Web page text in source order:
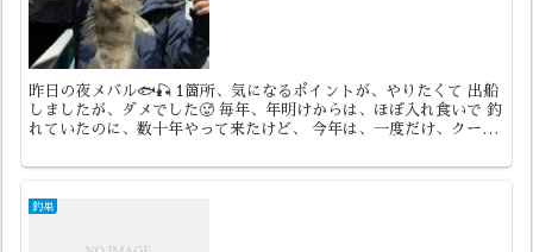
昨日の夜メバル🐟🎣 1箇所、気になるポイントが、やりたくて 出船
しましたが、ダメでした🥵 毎年、年明けからは、ほぼ入れ食いで 釣
れていたのに、数十年やって来たけど、 今年は、一度だけ、クーラ
釣果